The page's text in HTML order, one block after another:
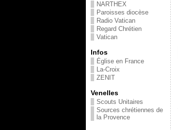
NARTHEX
Paroisses diocèse
Radio Vatican
Regard Chrétien
Vatican
Infos
Église en France
La-Croix
ZENIT
Venelles
Scouts Unitaires
Sources chrétiennes de
la Provence